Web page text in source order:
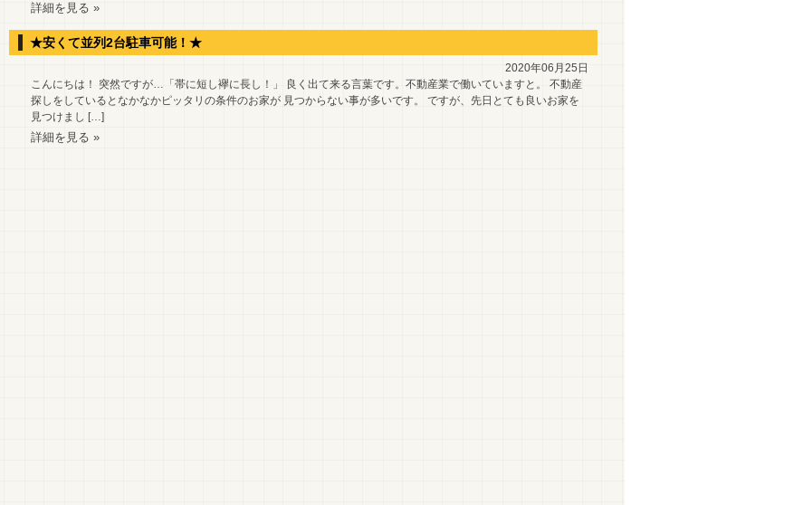
詳細を見る »
★安くて並列2台駐車可能！★
2020年06月25日
こんにちは！ 突然ですが…「帯に短し襷に長し！」 良く出て来る言葉です。不動産業で働いていますと。 不動産
探しをしているとなかなかピッタリの条件のお家が 見つからない事が多いです。 ですが、先日とても良いお家を
見つけまし […]
詳細を見る »